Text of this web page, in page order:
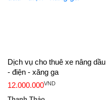
Dịch vụ cho thuê xe nâng dầu
- điện - xăng ga
12.000.000VND